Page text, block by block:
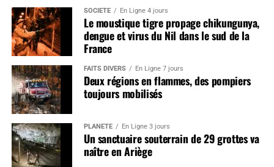
SOCIÉTÉ En Ligne 4 jours
Le moustique tigre propage chikungunya,
dengue et virus du Nil dans le sud de la
France
FAITS DIVERS En Ligne 7 jours
Deux régions en flammes, des pompiers
toujours mobilisés
PLANÈTE En Ligne 3 jours
Un sanctuaire souterrain de 29 grottes va
naître en Ariège